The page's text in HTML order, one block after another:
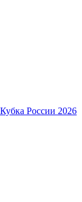
России 2026